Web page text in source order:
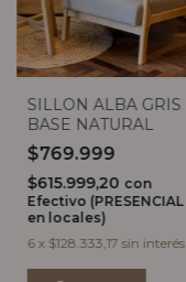
SILLON ALBA GRIS
BASE NATURAL
$769.999
$615.999,20 con
Efectivo (PRESENCIAL
en locales)
6 x $128.333,17 sin interés